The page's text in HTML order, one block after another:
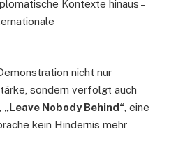
Kontexte hinaus –
nicht nur
sondern verfolgt auch
„Leave Nobody Behind“ , eine
kein Hindernis mehr